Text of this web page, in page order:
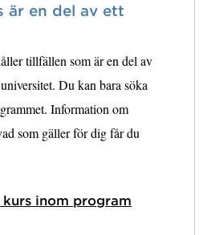
är en del av ett
tillfällen som är en del av
Du kan bara söka
Information om
som gäller för dig får du
inom program